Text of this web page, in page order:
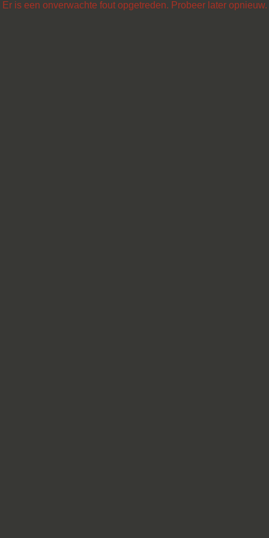
Er is een onverwachte fout opgetreden. Probeer later opnieuw.